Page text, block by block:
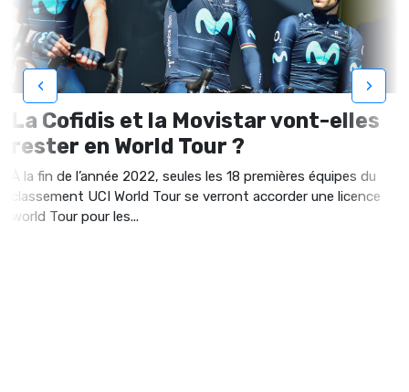
La Cofidis et la Movistar vont-elles
rester en World Tour ?
À la fin de l’année 2022, seules les 18 premières équipes du
classement UCI World Tour se verront accorder une licence
world Tour pour les...
‹ ›